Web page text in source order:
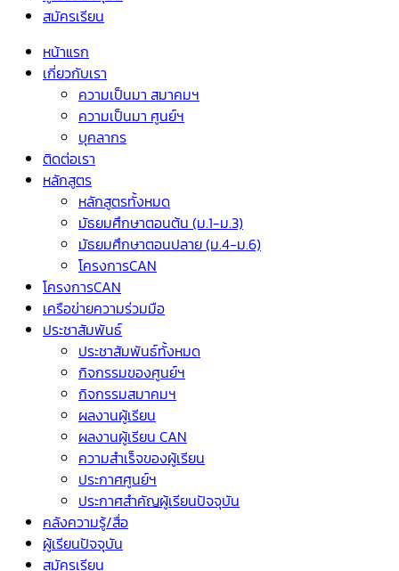
สมัครเรียน
หน้าแรก
เกี่ยวกับเรา
ความเป็นมา สมาคมฯ
ความเป็นมา ศูนย์ฯ
บุคลากร
ติดต่อเรา
หลักสูตร
หลักสูตรทั้งหมด
มัธยมศึกษาตอนต้น (ม.1-ม.3)
มัธยมศึกษาตอนปลาย (ม.4-ม.6)
โครงการCAN
โครงการCAN
เครือข่ายความร่วมมือ
ประชาสัมพันธ์
ประชาสัมพันธ์ทั้งหมด
กิจกรรมของศูนย์ฯ
กิจกรรมสมาคมฯ
ผลงานผู้เรียน
ผลงานผู้เรียน CAN
ความสำเร็จของผู้เรียน
ประกาศศูนย์ฯ
ประกาศสำคัญผู้เรียนปัจจุบัน
คลังความรู้/สื่อ
ผู้เรียนปัจจุบัน
สมัครเรียน